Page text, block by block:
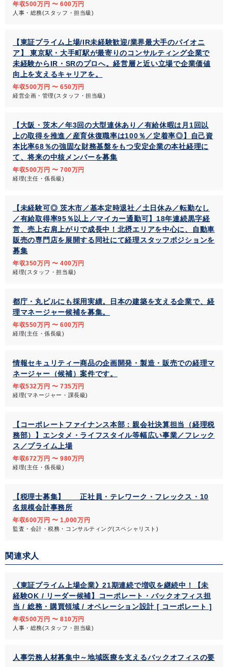
年収500万円 〜 600万円
人事・総務(スタッフ・担当級)
【東証プライム上場/IR未経験歓迎/業界最大手のパイオニ
ア】 東京駅・大手町駅が最寄りのコンサルティング企業で
未経験からIR・SRのプロへ。経営層と近い立場で企業価値
向上を支えるキャリアを。
年収500万円 〜 650万円
経営企画・管理(スタッフ・担当級)
【大阪・茨木／年3回の大型連休あり／有給休暇は月1回以
上の取得を推進／産育休復職率は100％／定着率◎】自己資
本比率68％の強固な財務基盤をもつ安定企業の本社経理に
て、将来の中核メンバーを募集
年収500万円 〜 700万円
経理(主任・係長級)
【未経験可◎ 茨木市／基本定時退社／土日休み／転勤なし
／有給取得率95％以上／マイカー通勤可】18年連続黒字経
営、売上右肩上がりで成長中！北摂エリアを中心に、自動車
販売の専門店を展開する同社にて経理スタッフポジションを
募集
年収350万円 〜 400万円
経理(スタッフ・担当級)
都庁・丸ビルにも採用実績。日本の建築を支える企業で、経
理マネージャー候補を募集。
年収550万円 〜 600万円
経理(主任・係長級)
情報セキュリティー商品の企画開発・製造・販売での経理マ
ネージャー（候補）案件です。
年収532万円 〜 735万円
経理(マネージャー・課長級)
【コーポレートファイナンス本部：親会社決算担当（経理税
務部）】エンタメ・ライフスタイル等幅広い事業／フレック
ス／プライム上場
年収672万円 〜 980万円
経理(主任・係長級)
【税理士募集】 正社員・テレワーク・フレックス・10
名規模会計事務所
年収600万円 〜 1,000万円
監査・会計・税務・コンサルティング(スペシャリスト)
関連求人
《東証プライム上場企業》21期連続で増収を継続中！【未
経験OK / リーダー候補】コーポレート・バックオフィス担
当 / 総務・購買領域 / オペレーション設計 [ コーポレート ]
年収500万円 〜 810万円
人事・総務(スタッフ・担当級)
人事労務人材募集中～地域医療を支えるバックオフィスの要